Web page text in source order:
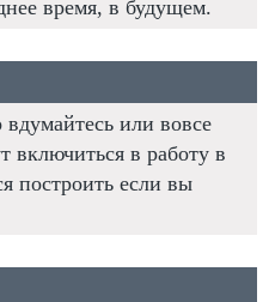
время, в будущем.
или вовсе
в работу в
построить если вы